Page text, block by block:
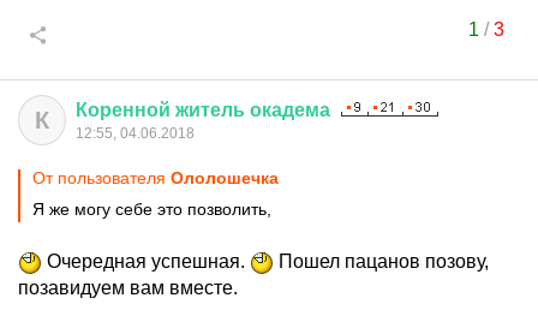
1 /3
К Коренной житель окадема
12:55, 04.06.2018
От пользователя Ололошечка
Я же могу себе это позволить,
Очередная успешная.
Пошел пацанов позову,
позавидуем вам вместе.